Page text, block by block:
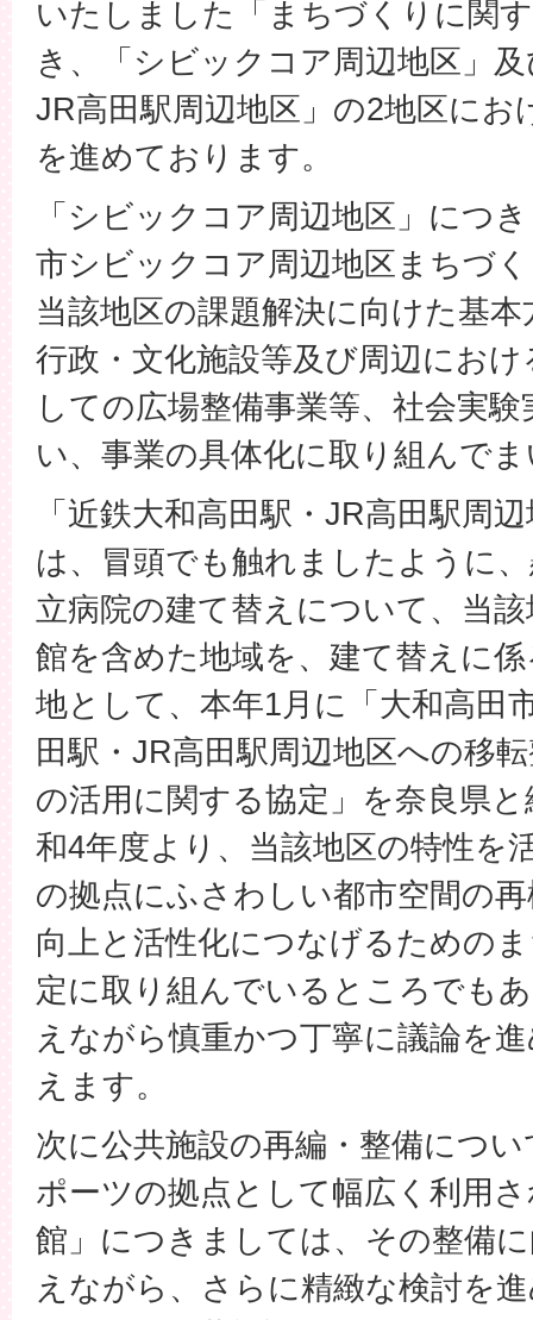
いたしました「まちづくりに関
き、「シビックコア周辺地区」
JR高田駅周辺地区」の2地区に
を進めております。
「シビックコア周辺地区」につ
市シビックコア周辺地区まちづ
当該地区の課題解決に向けた基
行政・文化施設等及び周辺にお
しての広場整備事業等、社会実
い、事業の具体化に取り組んで
「近鉄大和高田駅・JR高田駅周
は、冒頭でも触れましたように
立病院の建て替えについて、当
館を含めた地域を、建て替えに
地として、本年1月に「大和高田
田駅・JR高田駅周辺地区への移
の活用に関する協定」を奈良県
和4年度より、当該地区の特性を
の拠点にふさわしい都市空間の
向上と活性化につなげるための
定に取り組んでいるところでも
えながら慎重かつ丁寧に議論を
えます。
次に公共施設の再編・整備につ
ポーツの拠点として幅広く利用
館」につきましては、その整備
えながら、さらに精緻な検討を